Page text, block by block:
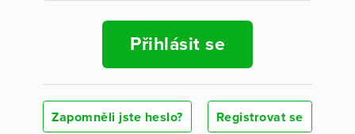
Přihlásit se
Zapomněli jste heslo? Registrovat se